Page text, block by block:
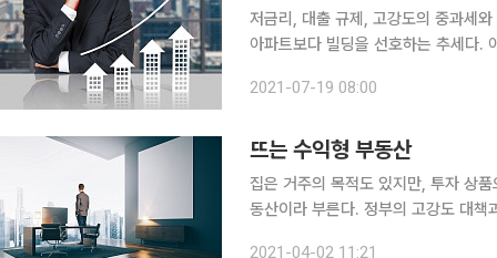
저금리, 대출 규제, 고강도의 중과세
아파트보다 빌딩을 선호하는 추세다.
마빌딩이 떠오르고 있다. 꼬마빌딩으
2021-07-19 08:00
뜨는 수익형 부동산
집은 거주의 목적도 있지만, 투자 상
동산이라 부른다. 정부의 고강도 대
2021-04-02 11:21